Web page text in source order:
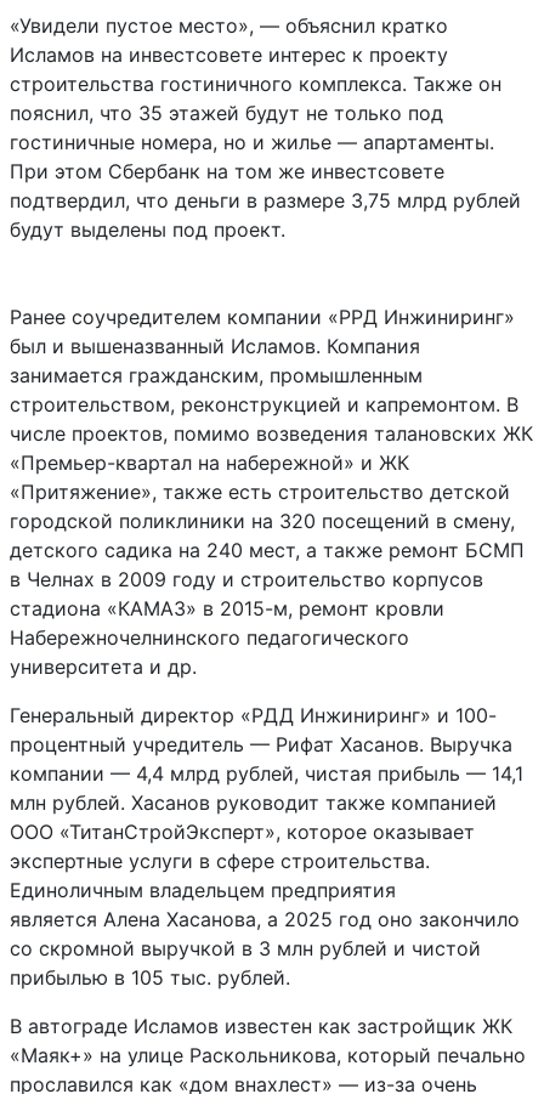
«Увидели пустое место», — объяснил кратко
Исламов на инвестсовете интерес к проекту
строительства гостиничного комплекса. Также он
пояснил, что 35 этажей будут не только под
гостиничные номера, но и жилье — апартаменты.
При этом Сбербанк на том же инвестсовете
подтвердил, что деньги в размере 3,75 млрд рублей
будут выделены под проект.
Ранее соучредителем компании «РРД Инжиниринг»
был и вышеназванный Исламов. Компания
занимается гражданским, промышленным
строительством, реконструкцией и капремонтом. В
числе проектов, помимо возведения талановских ЖК
«Премьер-квартал на набережной» и ЖК
«Притяжение», также есть строительство детской
городской поликлиники на 320 посещений в смену,
детского садика на 240 мест, а также ремонт БСМП
в Челнах в 2009 году и строительство корпусов
стадиона «КАМАЗ» в 2015-м, ремонт кровли
Набережночелнинского педагогического
университета и др.
Генеральный директор «РДД Инжиниринг» и 100-
процентный учредитель — Рифат Хасанов. Выручка
компании — 4,4 млрд рублей, чистая прибыль — 14,1
млн рублей. Хасанов руководит также компанией
ООО «ТитанСтройЭксперт», которое оказывает
экспертные услуги в сфере строительства.
Единоличным владельцем предприятия
является Алена Хасанова, а 2025 год оно закончило
со скромной выручкой в 3 млн рублей и чистой
прибылью в 105 тыс. рублей.
В автограде Исламов известен как застройщик ЖК
«Маяк+» на улице Раскольникова, который печально
прославился как «дом внахлест» — из-за очень